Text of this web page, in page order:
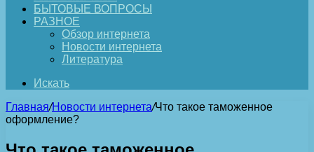
БЫТОВЫЕ ВОПРОСЫ
РАЗНОЕ
Обзор интернета
Новости интернета
Литература
Искать
Главная/Новости интернета/Что такое таможенное
оформление?